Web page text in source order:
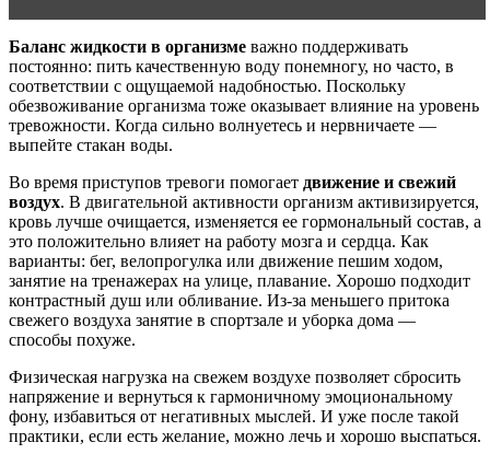
Баланс жидкости в организме важно поддерживать
постоянно: пить качественную воду понемногу, но часто, в
соответствии с ощущаемой надобностью. Поскольку
обезвоживание организма тоже оказывает влияние на уровень
тревожности. Когда сильно волнуетесь и нервничаете —
выпейте стакан воды.
Во время приступов тревоги помогает движение и свежий
воздух. В двигательной активности организм активизируется,
кровь лучше очищается, изменяется ее гормональный состав, а
это положительно влияет на работу мозга и сердца. Как
варианты: бег, велопрогулка или движение пешим ходом,
занятие на тренажерах на улице, плавание. Хорошо подходит
контрастный душ или обливание. Из-за меньшего притока
свежего воздуха занятие в спортзале и уборка дома —
способы похуже.
Физическая нагрузка на свежем воздухе позволяет сбросить
напряжение и вернуться к гармоничному эмоциональному
фону, избавиться от негативных мыслей. И уже после такой
практики, если есть желание, можно лечь и хорошо выспаться.